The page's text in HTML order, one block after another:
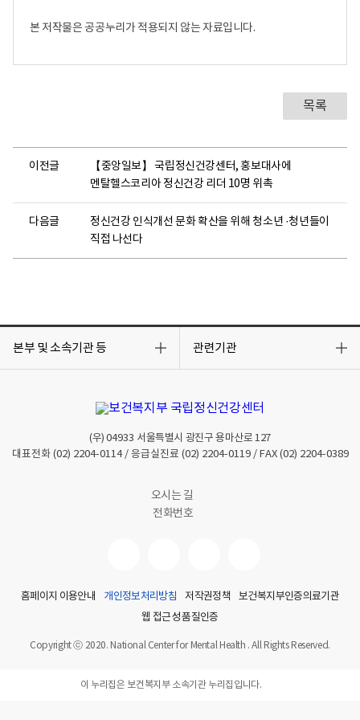
본 저작물은 공공누리가 적용되지 않는 자료입니다.
목록
이전글
【중앙일보】 국립정신건강센터, 홍보대사에
멘탈헬스코리아 정신건강 리더 10명 위촉
다음글
정신건강 인식개선 문화 확산을 위해 청소년 ·청년들이
직접 나선다
본부 및 소속기관 등
기
관련기관
기
(우)04933 서울특별시 광진구 용마산로 127
대표전화 (02) 2204-0114/ 응급실진료 (02) 2204-0119/ FAX (02) 2204-0389
오시는 길
전화번호
홈페이지 이용안내 개인정보처리방침 저작권정책
보건복지부인증의료기관
웹 접근성 품질인증
Copyright ⓒ 2020. National Center for Mental Health . All Rights Reserved.
이 누리집은 보건복지부 소속기관 누리집입니다.